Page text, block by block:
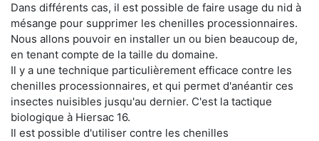
Dans différents cas, il est possible de faire usage du nid à
mésange pour supprimer les chenilles processionnaires.
Nous allons pouvoir en installer un ou bien beaucoup de,
en tenant compte de la taille du domaine.
Il y a une technique particulièrement efficace contre les
chenilles processionnaires, et qui permet d'anéantir ces
insectes nuisibles jusqu'au dernier. C'est la tactique
biologique à Hiersac 16.
Il est possible d'utiliser contre les chenilles